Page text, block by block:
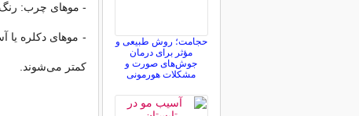
- موهای چرب:
- موهای دکلره یا
کمتر می‌شوند.
حجامت؛ روش طبیعی و
مؤثر برای درمان
جوش‌های صورت و
مشکلات هورمونی